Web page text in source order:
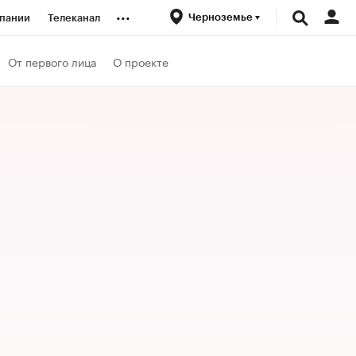
Телеканал ... Черноземье
От первого лица О проекте